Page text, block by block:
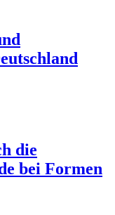
die
bei Formen